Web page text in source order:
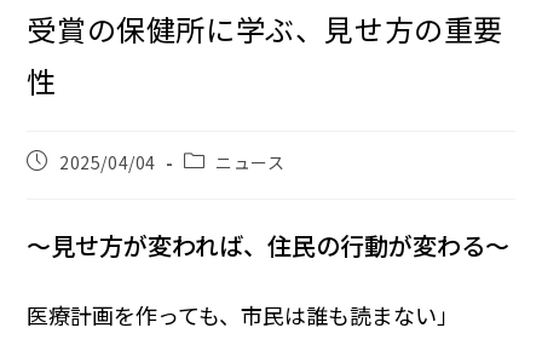
受賞の保健所に学ぶ、見せ方の重要
性
2025/04/04 ニュース
～見せ方が変われば、住民の行動が変わる～
医療計画を作っても、市民は誰も読まない」――